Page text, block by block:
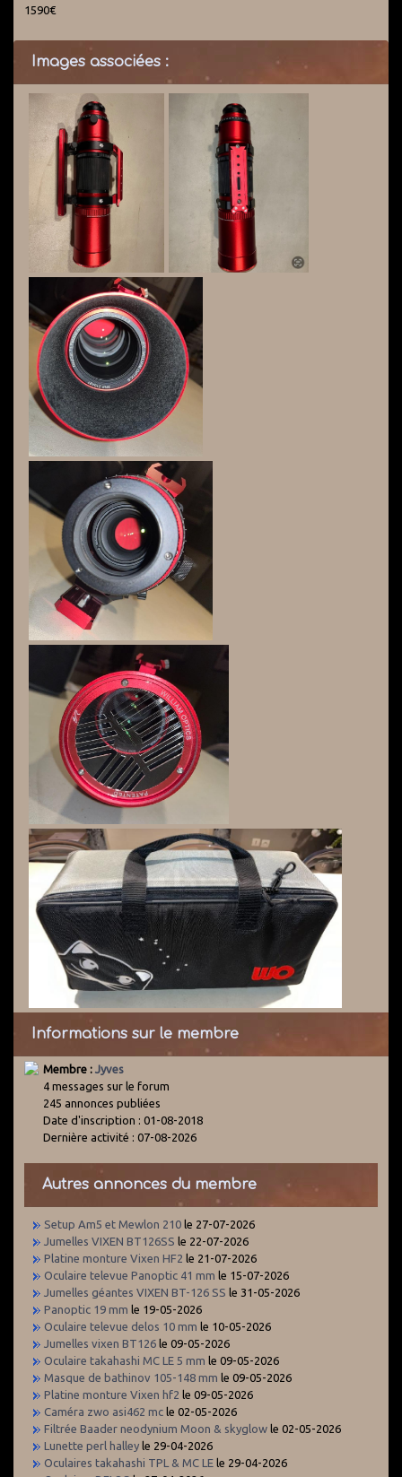
1590€
Images associées :
Informations sur le membre
Membre : Jyves
4 messages sur le forum
245 annonces publiées
Date d'inscription : 01-08-2018
Dernière activité : 07-08-2026
Autres annonces du membre
Setup Am5 et Mewlon 210 le 27-07-2026
Jumelles VIXEN BT126SS le 22-07-2026
Platine monture Vixen HF2 le 21-07-2026
Oculaire televue Panoptic 41 mm le 15-07-2026
Jumelles géantes VIXEN BT-126 SS le 31-05-2026
Panoptic 19 mm le 19-05-2026
Oculaire televue delos 10 mm le 10-05-2026
Jumelles vixen BT126 le 09-05-2026
Oculaire takahashi MC LE 5 mm le 09-05-2026
Masque de bathinov 105-148 mm le 09-05-2026
Platine monture Vixen hf2 le 09-05-2026
Caméra zwo asi462 mc le 02-05-2026
Filtrée Baader neodynium Moon & skyglow le 02-05-2026
Lunette perl halley le 29-04-2026
Oculaires takahashi TPL & MC LE le 29-04-2026